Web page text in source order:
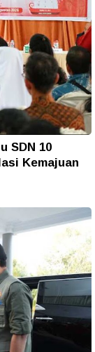
SDN 10
Kemajuan